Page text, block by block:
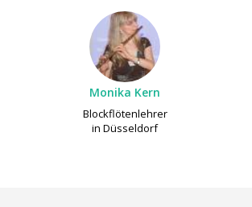
Monika Kern
Blockflötenlehrer
in Düsseldorf